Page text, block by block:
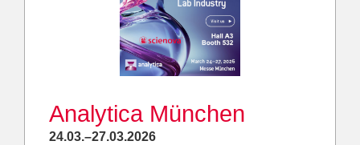
Analytica München
24.03.–27.03.2026